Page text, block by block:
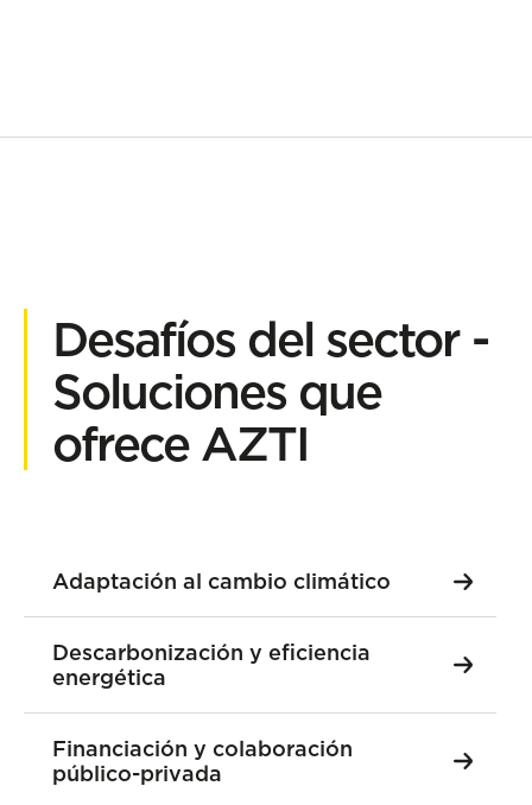
Desafíos del sector -
Soluciones que
ofrece AZTI
Adaptación al cambio climático
Descarbonización y eficiencia
energética
Financiación y colaboración
público-privada